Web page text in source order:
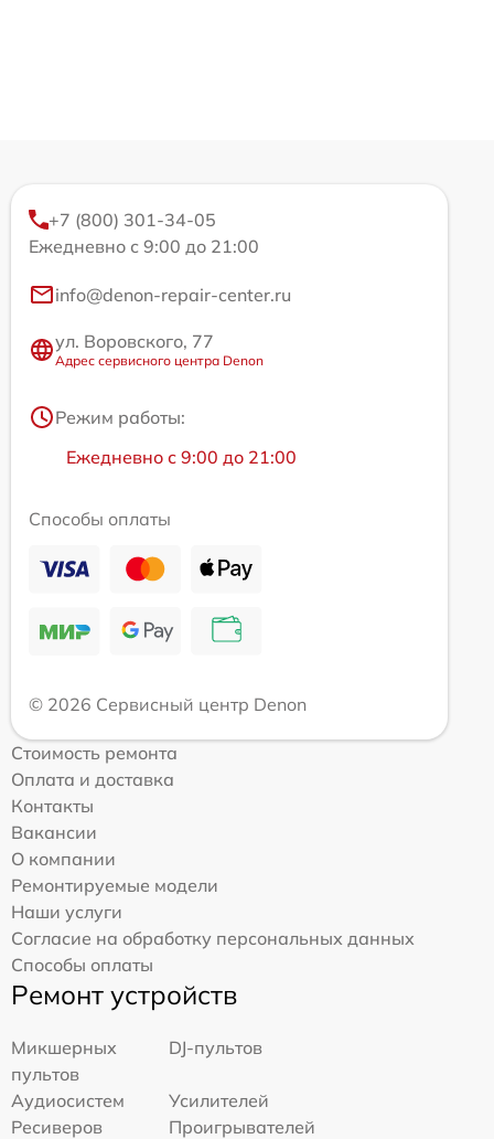
+7 (800) 301-34-05
Ежедневно с 9:00 до 21:00
info@denon-repair-center.ru
ул. Воровского, 77
Адрес сервисного центра Denon
Режим работы:
Ежедневно с 9:00 до 21:00
Способы оплаты
© 2026 Сервисный центр Denon
Стоимость ремонта
Оплата и доставка
Контакты
Вакансии
О компании
Ремонтируемые модели
Наши услуги
Согласие на обработку персональных данных
Способы оплаты
Ремонт устройств
Микшерных
пультов
DJ-пультов
Аудиосистем
Усилителей
Ресиверов
Проигрывателей